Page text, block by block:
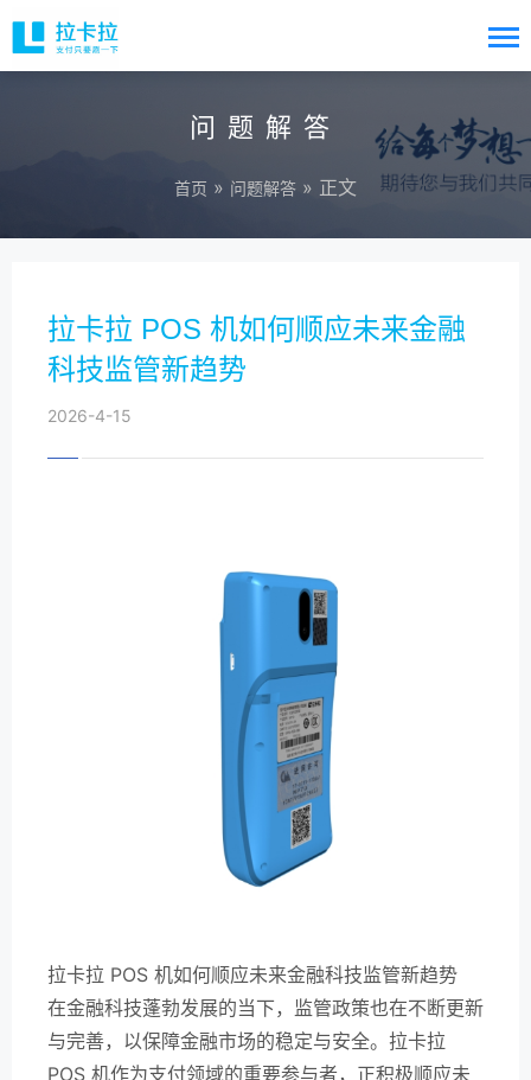
问题解答
首页 » 问题解答 » 正文
拉卡拉 POS 机如何顺应未来金融
科技监管新趋势
2026-4-15
拉卡拉 POS 机如何顺应未来金融科技监管新趋势
在金融科技蓬勃发展的当下，监管政策也在不断更新
与完善，以保障金融市场的稳定与安全。拉卡拉
POS 机作为支付领域的重要参与者，正积极顺应未